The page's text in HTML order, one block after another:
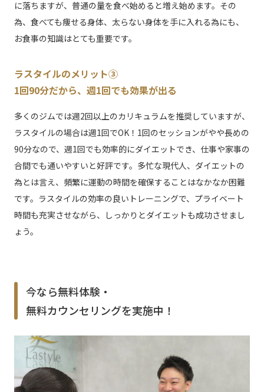
に落ちますが、普通の量を食べ始めると増え始めます。その
為、食べても痩せる身体、太らない身体を手に入れる為にも、
お食事の知識はとても重要です。
ラスタイルのメリット③
1回90分だから、週1回でも効果が出る
多くのジムでは週2回以上のカリキュラムを推奨していますが、
ラスタイルの場合は週1回でOK！1回のセッションがやや長めの
90分なので、週1回でも効率的にダイエットでき、仕事や家事の
合間でも通いやすいと好評です。多忙な現代人、ダイエットの
為とは言え、頻繁に運動の時間を確保することはなかなか困難
です。ラスタイルの効率の良いトレーニングで、プライベート
時間も充実させながら、しっかりとダイエットも成功させまし
ょう。
今なら無料体験・
無料カウンセリングを実施中！